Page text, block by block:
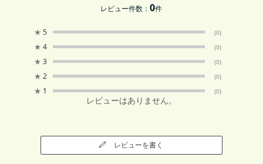
レビュー件数：0件
★ 5 (0)
★ 4 (0)
★ 3 (0)
★ 2 (0)
★ 1 (0)
レビューはありません。
レビューを書く